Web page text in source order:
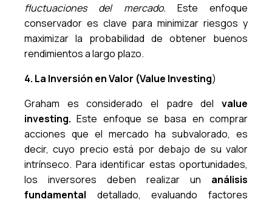
fluctuaciones del mercado. Este enfoque
conservador es clave para minimizar riesgos y
maximizar la probabilidad de obtener buenos
rendimientos a largo plazo.
4. La Inversión en Valor (Value Investing)
Graham es considerado el padre del value
investing.Este enfoque se basa en comprar
acciones que el mercado ha subvalorado, es
decir, cuyo precio está por debajo de su valor
intrínseco. Para identificar estas oportunidades,
los inversores deben realizar un análisis
fundamental detallado, evaluando factores